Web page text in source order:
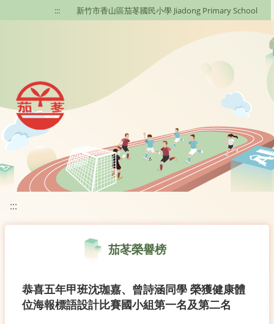
移至網頁之主要內容區位置
::: 新竹市香山區茄苳國民小學 Jiadong Primary School
:::
茄苳榮譽榜
恭喜五年甲班沈珈嘉、曾詩涵同學 榮獲健康體
位海報標語設計比賽國小組第一名及第二名